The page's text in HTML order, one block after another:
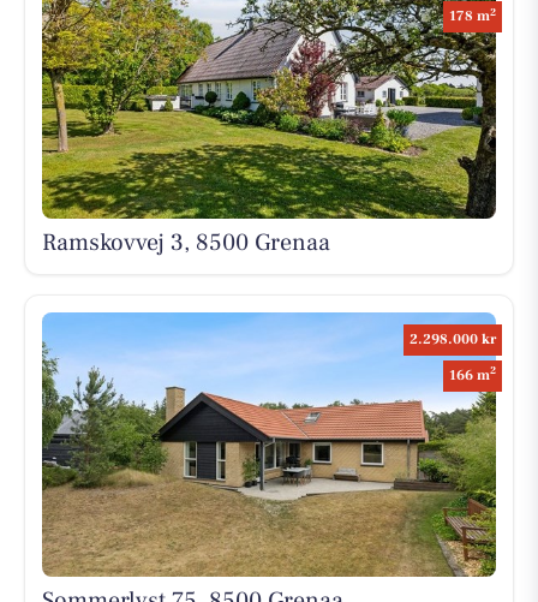
178 m2
Ramskovvej 3, 8500 Grenaa
2.298.000 kr
166 m2